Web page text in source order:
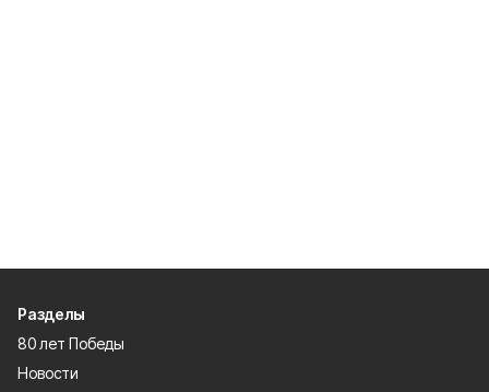
Разделы
80 лет Победы
Новости